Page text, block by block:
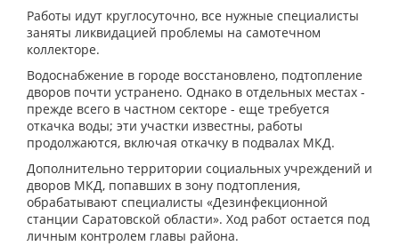
Работы идут круглосуточно, все нужные специалисты
заняты ликвидацией проблемы на самотечном
коллекторе.
Водоснабжение в городе восстановлено, подтопление
дворов почти устранено. Однако в отдельных местах -
прежде всего в частном секторе - еще требуется
откачка воды; эти участки известны, работы
продолжаются, включая откачку в подвалах МКД.
Дополнительно территории социальных учреждений и
дворов МКД, попавших в зону подтопления,
обрабатывают специалисты «Дезинфекционной
станции Саратовской области». Ход работ остается под
личным контролем главы района.